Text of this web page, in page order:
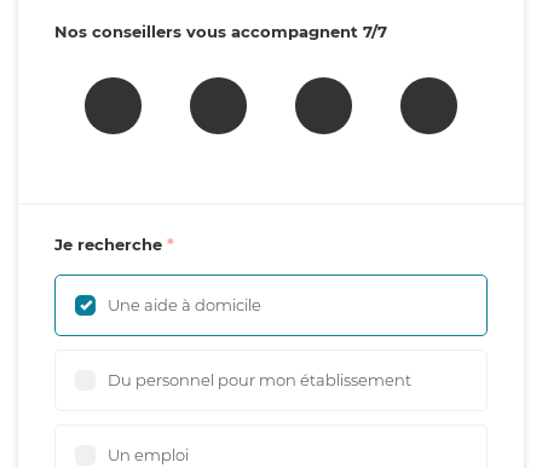
Nos conseillers vous accompagnent 7/7
Je recherche
Une aide à domicile
Du personnel pour mon établissement
Un emploi